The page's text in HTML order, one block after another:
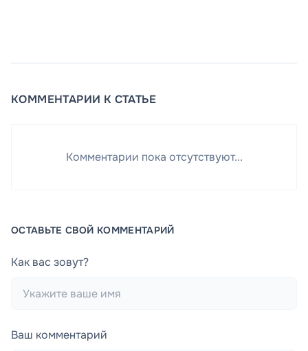
КОММЕНТАРИИ К СТАТЬЕ
Комментарии пока отсутствуют...
ОСТАВЬТЕ СВОЙ КОММЕНТАРИЙ
Как вас зовут?
Ваш комментарий